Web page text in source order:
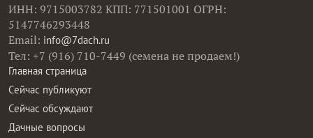
ИНН: 9715003782 КПП: 771501001 ОГРН:
5147746293448
Email: info@7dach.ru
Тел: +7 (916) 710-7449 (семена не продаем!)
Главная страница
Сейчас публикуют
Сейчас обсуждают
Дачные вопросы